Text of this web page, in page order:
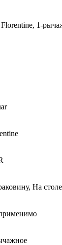
Florentine, 1-
На